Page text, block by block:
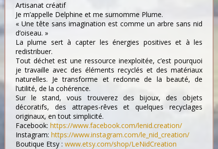
Artisanat créatif
Je m’appelle Delphine et me surnomme Plume.
« Une tête sans imagination est comme un arbre sans nid
d’oiseau. »
La plume sert à capter les énergies positives et à les
redistribuer.
Tout déchet est une ressource inexploitée, c’est pourquoi
je travaille avec des éléments recyclés et des matériaux
naturelles. Je transforme et redonne de la beauté, de
l’utilité, de la cohérence.
Sur le stand, vous trouverez des bijoux, des objets
décoratifs, des attrapes-rêves et quelques recyclages
originaux, en tout simplicité.
Facebook: https://www.facebook.com/lenid.creation/
Instagram: https://www.instagram.com/le_nid_creation/
Boutique Etsy : www.etsy.com/shop/LeNidCreation